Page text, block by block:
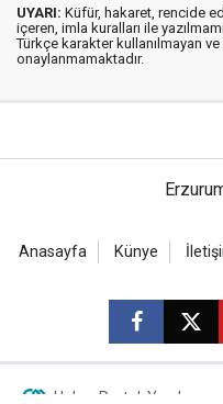
UYARI: Küfür, hakaret, rencide
içeren, imla kuralları ile
Türkçe karakter kullanılmayan
onaylanmamaktadır.
Anasayfa Künye
Haber Portalı Yazılımı